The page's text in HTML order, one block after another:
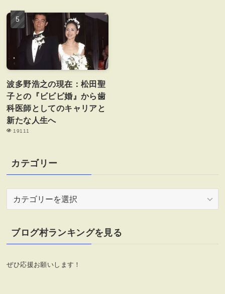
波多野浩之の現在：松田聖
子との『ビビビ婚』から歯
科医師としてのキャリアと
新たな人生へ
19111
カテゴリー
リ
ー
ブログ村ランキングを見る
ぜひ応援お願いします！